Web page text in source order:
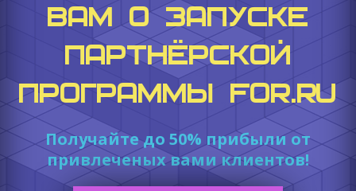
ВАМ О ЗАПУСКЕ
ПАРТНЁРСКОЙ
ПРОГРАММЫ FOR.RU
Получайте до 50% прибыли от
привлеченых вами клиентов!